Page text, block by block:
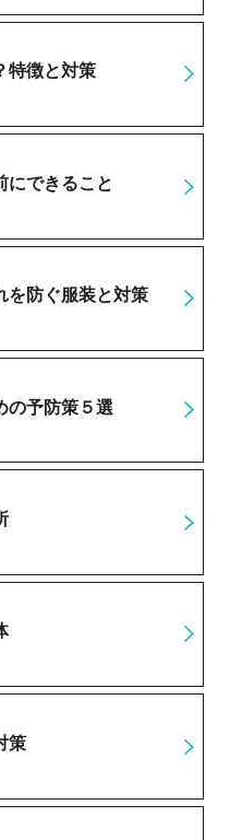
特徴と対策
にできること
を防ぐ服装と対策
の予防策５選
策